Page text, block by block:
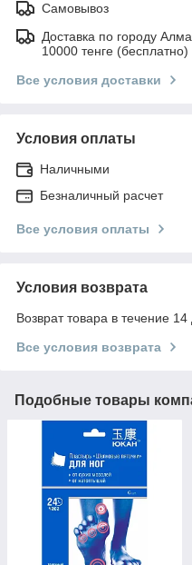
Самовывоз
Доставка по городу
10000 тенге (бесплатно)
Все условия доставки
Условия оплаты
Наличными
Безналичный расчет
Все условия оплаты
Условия возврата
Возврат товара в течение
Все условия возврата
Подобные товары